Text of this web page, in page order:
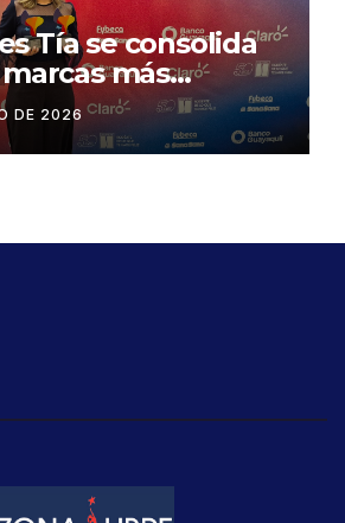
Tía se consolida
más
del Ecuador
DE 2026